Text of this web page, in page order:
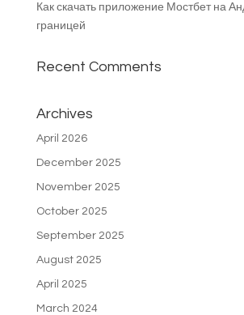
Как скачать приложение Мостбет на
границей
Recent Comments
Archives
April 2026
December 2025
November 2025
October 2025
September 2025
August 2025
April 2025
March 2024